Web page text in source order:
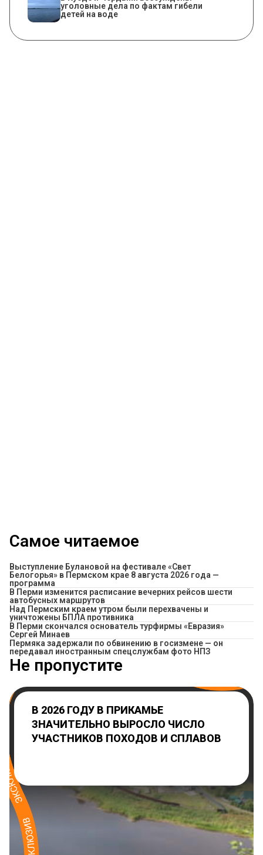
уголовные дела по фактам гибели
детей на воде
Самое читаемое
Выступление Булановой на фестивале «Свет
Белогорья» в Пермском крае 8 августа 2026 года —
программа
​В Перми изменится расписание вечерних рейсов шести
автобусных маршрутов
Над Пермским краем утром были перехвачены и
уничтожены БПЛА противника
В Перми скончался основатель турфирмы «Евразия»
Сергей Минаев
Пермяка задержали по обвинению в госизмене — он
передавал иностранным спецслужбам фото НПЗ
Не пропустите
В 2026 ГОДУ В ПРИКАМЬЕ
ЗНАЧИТЕЛЬНО ВЫРОСЛО ЧИСЛО
УЧАСТНИКОВ ПОХОДОВ И СПЛАВОВ